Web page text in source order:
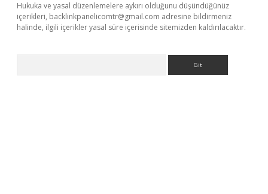
Hukuka ve yasal düzenlemelere aykırı olduğunu düşündüğünüz
içerikleri, backlinkpanelicomtr@gmail.com adresine bildirmeniz
halinde, ilgili içerikler yasal süre içerisinde sitemizden kaldırılacaktır.